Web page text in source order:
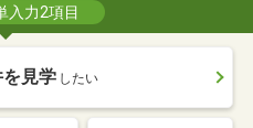
入力2項目
見学 したい